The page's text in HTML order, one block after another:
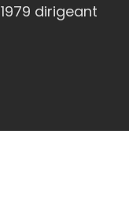
dirigeant